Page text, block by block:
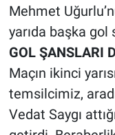
Mehmet
yarıda başka gol
GOL ŞANSLARI
Maçın ikinci
temsilcimiz,
Vedat Saygı